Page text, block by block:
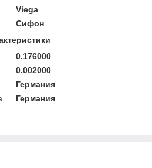
Viega
Сифон
0.176000
0.002000
Германия
Германия